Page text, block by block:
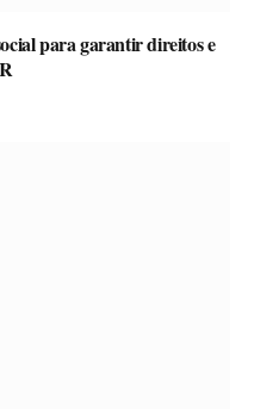
para garantir direitos e